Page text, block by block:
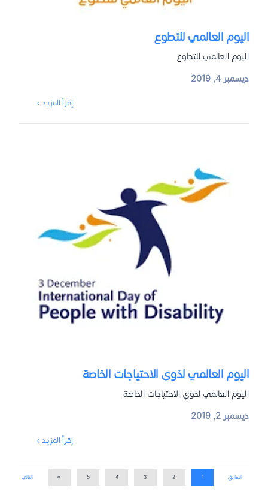
اليوم العالمي للتطوع
اليوم العالمي للتطوع
ديسمبر 4, 2019
إقرأ المزيد ›
اليوم العالمي لذوي الاحتياجات الخاصة
اليوم العالمي لذوي الاحتياجات الخاصة
ديسمبر 2, 2019
إقرأ المزيد ›
السابق 1
2
3
4
5
» التالي